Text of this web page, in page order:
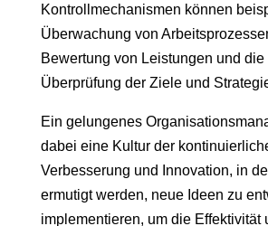
Kontrollmechanismen können
Überwachung von
Bewertung von Leistungen und
Überprüfung der Ziele und
Ein gelungenes
dabei eine Kultur der
Verbesserung und Innovation, in
ermutigt werden, neue Ideen zu
implementieren, um die Effektivität